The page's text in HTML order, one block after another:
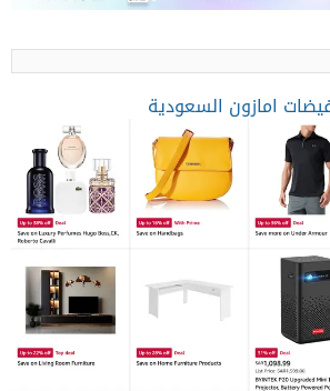
امازون السعودية